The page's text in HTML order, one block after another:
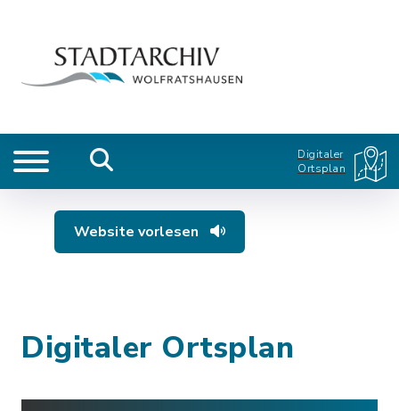
Digitaler
Ortsplan
Website vorlesen
Digitaler Ortsplan